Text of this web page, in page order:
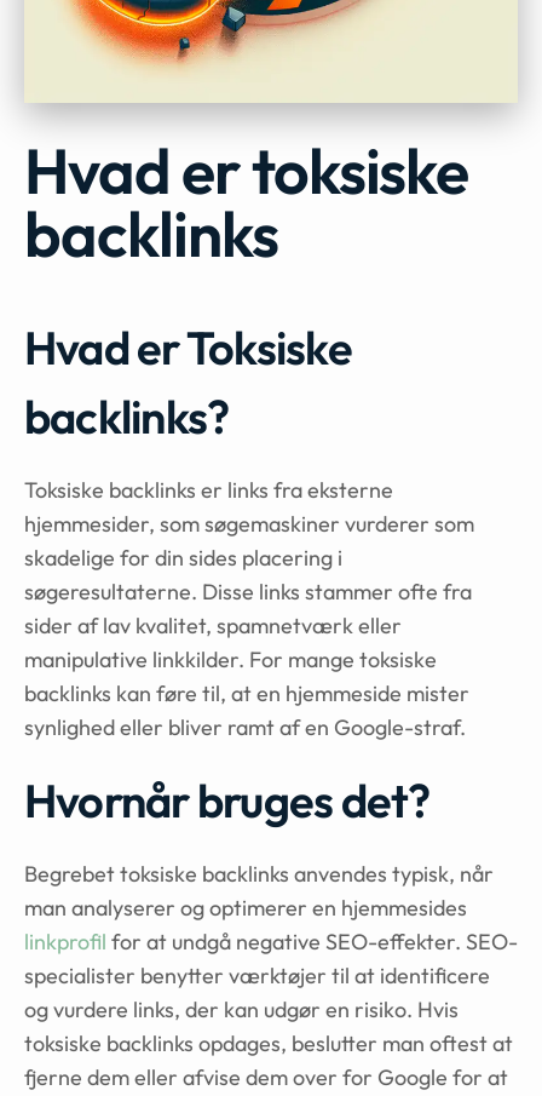
Hvad er toksiske
backlinks
Hvad er Toksiske
backlinks?
Toksiske backlinks er links fra eksterne
hjemmesider, som søgemaskiner vurderer som
skadelige for din sides placering i
søgeresultaterne. Disse links stammer ofte fra
sider af lav kvalitet, spamnetværk eller
manipulative linkkilder. For mange toksiske
backlinks kan føre til, at en hjemmeside mister
synlighed eller bliver ramt af en Google-straf.
Hvornår bruges det?
Begrebet toksiske backlinks anvendes typisk, når
man analyserer og optimerer en hjemmesides
linkprofil for at undgå negative SEO-effekter. SEO-
specialister benytter værktøjer til at identificere
og vurdere links, der kan udgør en risiko. Hvis
toksiske backlinks opdages, beslutter man oftest at
fjerne dem eller afvise dem over for Google for at